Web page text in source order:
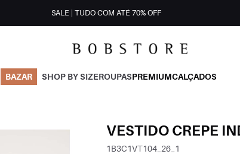
SALE | TUDO COM ATÉ 70% OFF
BAZAR SHOP BY SIZEROUPASPREMIUMCALÇADOS
VESTIDO CREPE
1B3C1VT104_26_1